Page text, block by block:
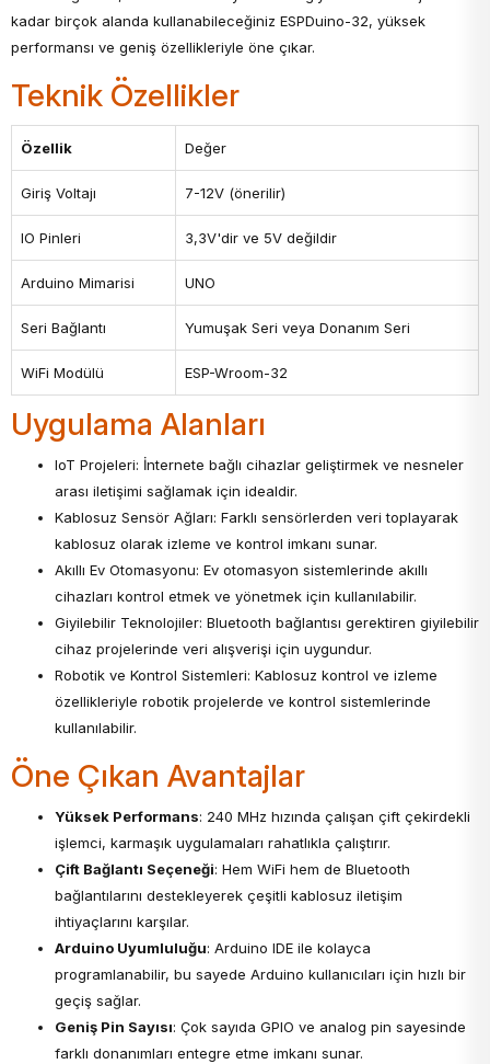
kadar birçok alanda kullanabileceğiniz ESPDuino-32, yüksek
performansı ve geniş özellikleriyle öne çıkar.
Teknik Özellikler
Özellik Değer
Giriş Voltajı 7-12V (önerilir)
IO Pinleri 3,3V'dir ve 5V değildir
Arduino Mimarisi UNO
Seri Bağlantı Yumuşak Seri veya Donanım Seri
WiFi Modülü ESP-Wroom-32
Uygulama Alanları
IoT Projeleri: İnternete bağlı cihazlar geliştirmek ve nesneler
arası iletişimi sağlamak için idealdir.
Kablosuz Sensör Ağları: Farklı sensörlerden veri toplayarak
kablosuz olarak izleme ve kontrol imkanı sunar.
Akıllı Ev Otomasyonu: Ev otomasyon sistemlerinde akıllı
cihazları kontrol etmek ve yönetmek için kullanılabilir.
Giyilebilir Teknolojiler: Bluetooth bağlantısı gerektiren giyilebilir
cihaz projelerinde veri alışverişi için uygundur.
Robotik ve Kontrol Sistemleri: Kablosuz kontrol ve izleme
özellikleriyle robotik projelerde ve kontrol sistemlerinde
kullanılabilir.
Öne Çıkan Avantajlar
Yüksek Performans: 240 MHz hızında çalışan çift çekirdekli
işlemci, karmaşık uygulamaları rahatlıkla çalıştırır.
Çift Bağlantı Seçeneği: Hem WiFi hem de Bluetooth
bağlantılarını destekleyerek çeşitli kablosuz iletişim
ihtiyaçlarını karşılar.
Arduino Uyumluluğu: Arduino IDE ile kolayca
programlanabilir, bu sayede Arduino kullanıcıları için hızlı bir
geçiş sağlar.
Geniş Pin Sayısı: Çok sayıda GPIO ve analog pin sayesinde
farklı donanımları entegre etme imkanı sunar.